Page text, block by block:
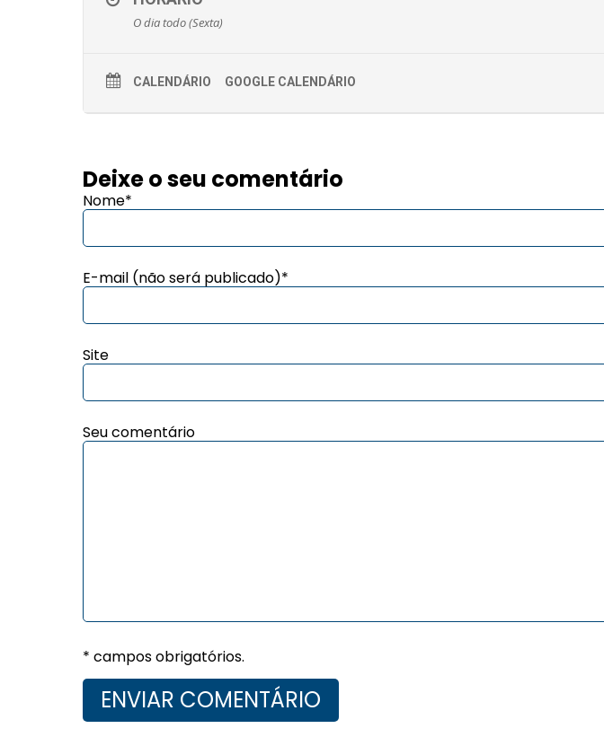
O dia todo (Sexta)
CALENDÁRIO GOOGLE CALENDÁRIO
Deixe o seu comentário
Nome*
E-mail (não será publicado)*
Site
Seu comentário
* campos obrigatórios.